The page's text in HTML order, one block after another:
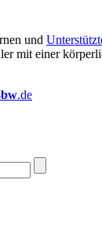
und
mit einer
.de